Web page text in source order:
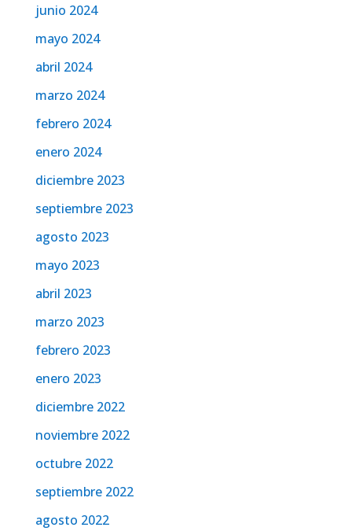
junio 2024
mayo 2024
abril 2024
marzo 2024
febrero 2024
enero 2024
diciembre 2023
septiembre 2023
agosto 2023
mayo 2023
abril 2023
marzo 2023
febrero 2023
enero 2023
diciembre 2022
noviembre 2022
octubre 2022
septiembre 2022
agosto 2022